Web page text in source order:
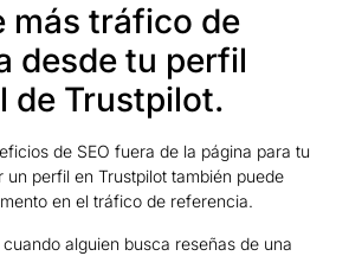
más tráfico de
desde tu perfil
de Trustpilot.
de SEO fuera de la página para tu
un perfil en Trustpilot también puede
en el tráfico de referencia.
alguien busca reseñas de una